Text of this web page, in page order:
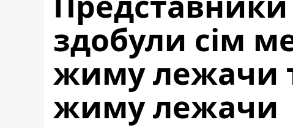
здобули сім
жиму лежачи
жиму лежачи